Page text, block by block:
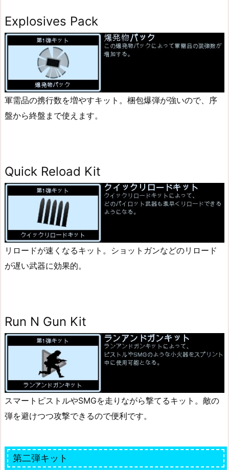
Explosives Pack
軍需品の携行数を増やすキット。梱包爆弾が強いので、序
盤から終盤まで使えます。
Quick Reload Kit
リロードが速くなるキット。ショットガンなどのリロード
が遅い武器に効果的。
Run N Gun Kit
スマートピストルやSMGを走りながら撃てるキット。敵の
弾を避けつつ攻撃できるので便利です。
第二弾キット